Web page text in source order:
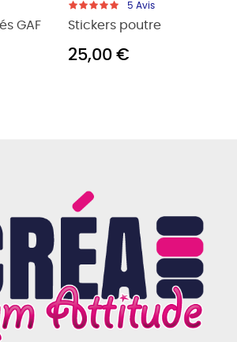
5Avis
Stickers barre parallèles
25,00 €